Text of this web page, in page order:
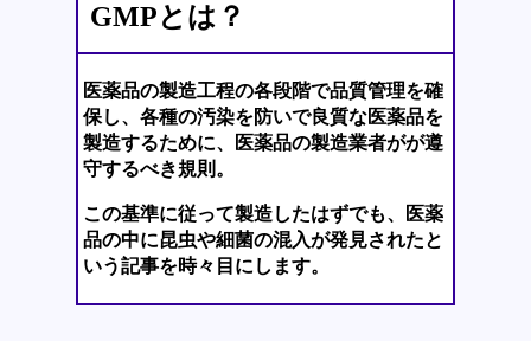
GMPとは？
医薬品の製造工程の各段階で品質管理を確
保し、各種の汚染を防いで良質な医薬品を
製造するために、医薬品の製造業者がが遵
守するべき規則。
この基準に従って製造したはずでも、医薬
品の中に昆虫や細菌の混入が発見されたと
いう記事を時々目にします。